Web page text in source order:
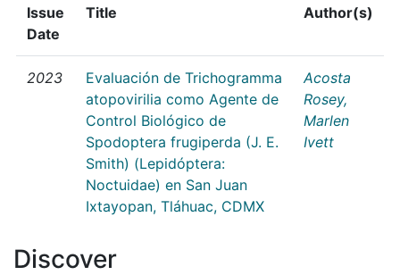
Issue
Date
Title Author(s)
2023
Evaluación de Trichogramma
atopovirilia como Agente de
Control Biológico de
Spodoptera frugiperda (J. E.
Smith) (Lepidóptera:
Noctuidae) en San Juan
Ixtayopan, Tláhuac, CDMX
Acosta
Rosey,
Marlen
Ivett
Discover